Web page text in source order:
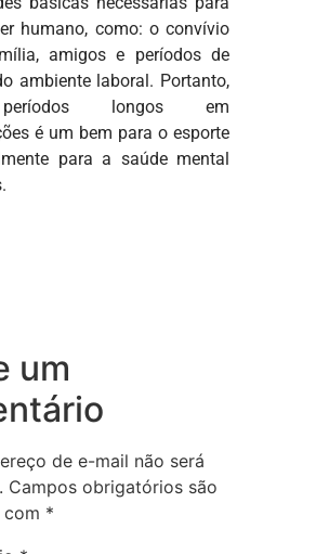
humano, como: o convívio
amigos e períodos de
ambiente laboral. Portanto,
longos em
é um bem para o esporte
para a saúde mental
um
de e-mail não será
Campos obrigatórios são
com *